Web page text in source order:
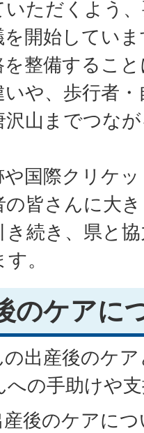
ただくよう
開始してい
整備するこ
や、歩行者
山までつな
や国際クリケ
皆さんに大
続き、県と
。
のケアに
出産後のケ
への手助けや
後のケアに